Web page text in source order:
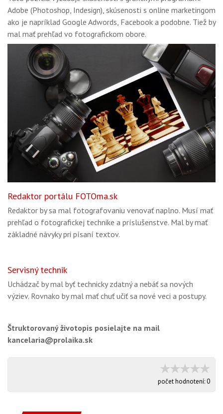
Adobe (Photoshop, Indesign), skúsenosti s online marketingom
ako je napríklad Google Adwords, Facebook a podobne. Tiež by
mal mať prehľad vo fotografickom obore.
Redaktor portálu FOTOma.sk
Redaktor by sa mal fotografovaniu venovať naplno. Musí mať
prehľad o fotografickej technike a príslušenstve. Mal by mať
základné návyky pri písaní textov.
Servisný technik
Uchádzač by mal byť technicky zdatný a nebáť sa nových
výziev. Rovnako by mal mať chuť učiť sa nové veci a postupy.
Štruktorovaný životopis posielajte na mail
kancelaria@prolaika.sk
počet hodnotení:0